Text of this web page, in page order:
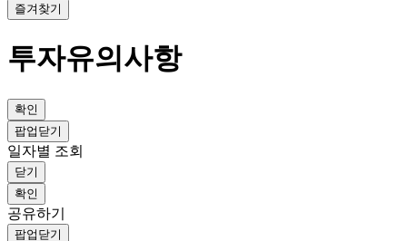
즐겨찾기
투자유의사항
확인
팝업닫기
일자별 조회
닫기
확인
공유하기
팝업닫기